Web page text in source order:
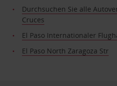
Durchsuchen Sie alle
Cruces
El Paso Internationaler
El Paso North Zaragoza Str